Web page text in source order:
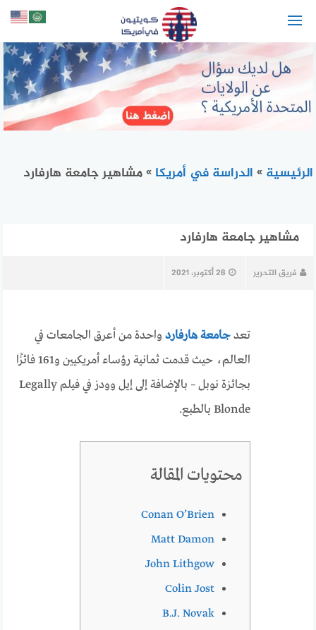
الرئيسية » الدراسة في أمريكا »مشاهير جامعة هارفارد
مشاهير جامعة هارفارد
فريق التحرير 28 أكتوبر، 2021
تعدجامعة هارفارد واحدة من أعرق الجامعات في
العالم، حيث قدمت ثمانية رؤساء أمريكيين و161 فائزًا
بجائزة نوبل – بالإضافة إلى إيل وودز في فيلم Legally
Blonde بالطبع.
محتويات المقالة
Conan O’Brien
Matt Damon
John Lithgow
Colin Jost
B.J. Novak